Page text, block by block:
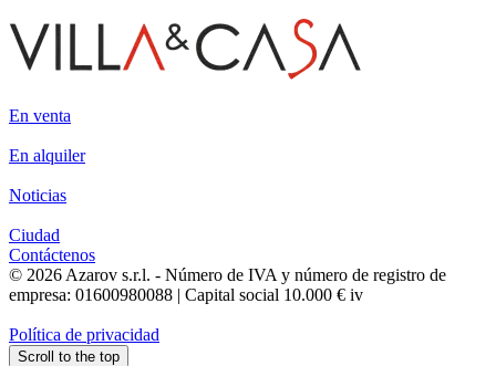
En venta
En alquiler
Noticias
Ciudad
Contáctenos
© 2026 Azarov s.r.l. - Número de IVA y número de registro de
empresa: 01600980088 | Capital social 10.000 € iv
Política de privacidad
Scroll to the top